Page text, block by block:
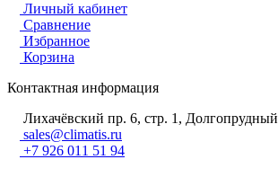
Личный кабинет
Сравнение
Избранное
Корзина
Контактная информация
Лихачёвский пр. 6, стр. 1, Долгопрудный
sales@climatis.ru
+7 926 011 51 94